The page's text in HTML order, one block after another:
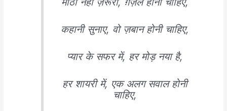
कहानी सुनाए, वो ज़बान होनी चाहिए,
प्यार के सफर में, हर मोड़ नया है,
हर शायरी में, एक अलग सवाल होनी
चाहिए,